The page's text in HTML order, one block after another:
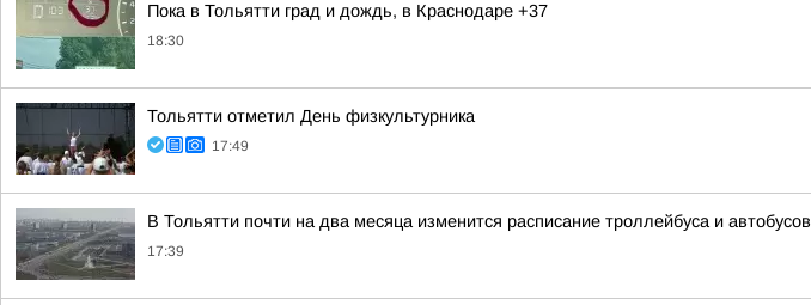
Пока в Тольятти град и дождь, в Краснодаре +37
18:30
Тольятти отметил День физкультурника
17:49
В Тольятти почти на два месяца изменится расписание троллейбуса и автобусов
17:39